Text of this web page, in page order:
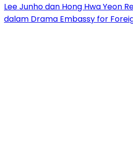
Lee Junho dan Hong Hwa Yeon
dalam Drama Embassy for